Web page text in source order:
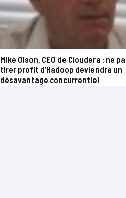
Mike Olson, CEO de Cloudera : ne
tirer profit d’Hadoop deviendra un
désavantage concurrentiel